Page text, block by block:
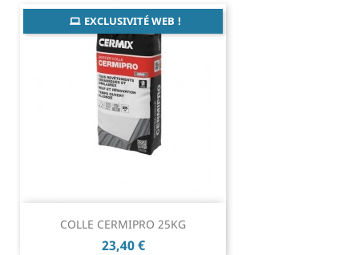
COLLE CERMIPRO 25KG
Prix
23,40 €
EXCLUSIVITÉ WEB !